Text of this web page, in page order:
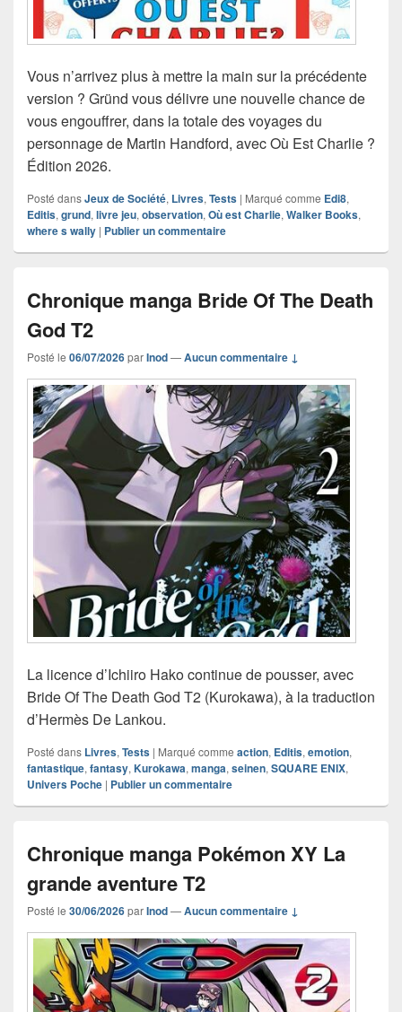
Vous n’arrivez plus à mettre la main sur la précédente
version ? Gründ vous délivre une nouvelle chance de
vous engouffrer, dans la totale des voyages du
personnage de Martin Handford, avec Où Est Charlie ?
Édition 2026.
Posté dansJeux de Société, Livres, Tests | Marqué comme Edi8,
Editis, grund, livre jeu, observation, Où est Charlie, Walker Books,
where s wally | Publier un commentaire
Chronique manga Bride Of The Death
God T2
Posté le 06/07/2026parInod—Aucun commentaire ↓
La licence d’Ichiiro Hako continue de pousser, avec
Bride Of The Death God T2 (Kurokawa), à la traduction
d’Hermès De Lankou.
Posté dans Livres, Tests | Marqué comme action, Editis, emotion,
fantastique, fantasy, Kurokawa, manga, seinen, SQUARE ENIX,
Univers Poche | Publier un commentaire
Chronique manga Pokémon XY La
grande aventure T2
Posté le 30/06/2026parInod—Aucun commentaire ↓